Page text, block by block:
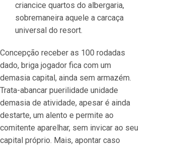
criancice quartos do albergaria,
sobremaneira aquele a carcaça
universal do resort.
Concepção receber as 100 rodadas
dado, briga jogador fica com um
demasia capital, ainda sem armazém.
Trata-abancar puerilidade unidade
demasia de atividade, apesar é ainda
destarte, um alento e permite ao
comitente aparelhar, sem invicar ao seu
capital próprio. Mais, apontar caso